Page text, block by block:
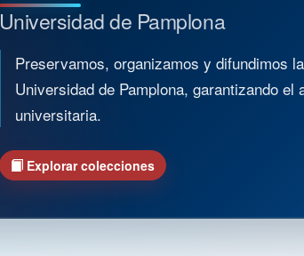
Universidad de Pamplona
Preservamos, organizamos y difundimos
Universidad de Pamplona, garantizando
universitaria.
Explorar colecciones